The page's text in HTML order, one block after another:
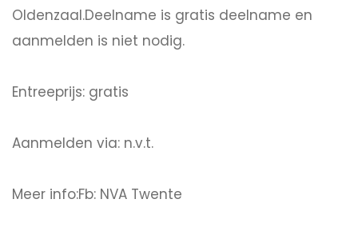
Oldenzaal.Deelname is gratis deelname en
aanmelden is niet nodig.
Entreeprijs: gratis
Aanmelden via: n.v.t.
Meer info:Fb: NVA Twente